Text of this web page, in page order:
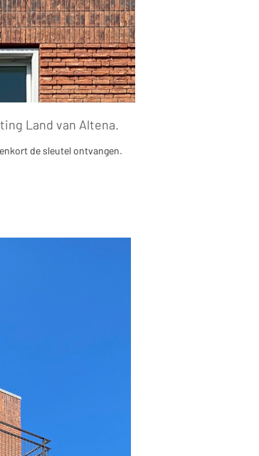
Land van Altena.
de sleutel ontvangen.